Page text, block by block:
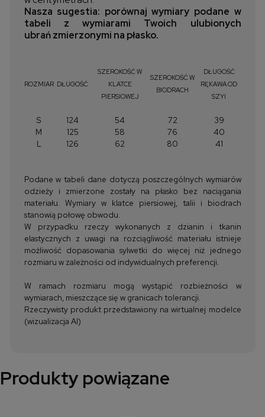
Nasza sugestia: porównaj wymiary podane w
tabeli z wymiarami Twoich ulubionych
ubrań zmierzonymi na płasko.
ROZMIAR DŁUGOŚĆ
SZEROKOŚĆ W
KLATCE
PIERSIOWEJ
SZEROKOŚĆ W
BIODRACH
DŁUGOŚĆ
RĘKAWA OD
SZYI
S 124 54 72
39
M
125 58 76
40
L
126 62 80 41
Podane w tabeli dane dotyczą poszczególnych wymiarów
odzieży i zmierzone zostały na płasko bez naciągania
materiału. Wymiary w klatce piersiowej, talii i biodrach
stanowią połowę obwodu.
W przypadku rzeczy wykonanych z dzianin i tkanin
elastycznych z uwagi na rozciągliwość materiału istnieje
możliwość dopasowania sylwetki do więcej niż jednego
rozmiaru w zależności od indywidualnych preferencji.
W ramach rozmiaru mogą wystąpić rozbieżności w
wymiarach, mieszczące się w granicach tolerancji.
Rzeczywisty produkt przedstawiony na wirtualnej modelce
(wizualizacja AI)
Produkty powiązane